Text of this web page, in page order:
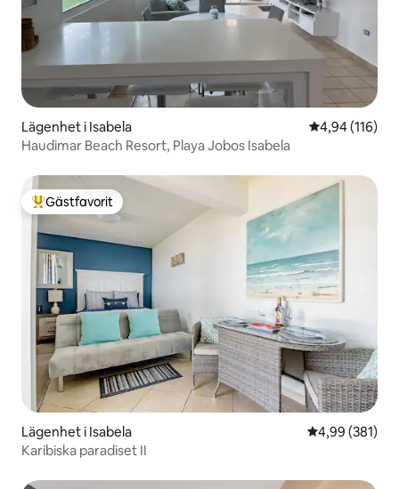
Lägenhet i Isabela 4,94 av 5 i
4,94 (116)
Haudimar Beach Resort, Playa Jobos Isabela
Populär gästfavorit
Gästfavorit
Lägenhet i Isabela 4,99 av 5 i
4,99 (381)
Karibiska paradiset II